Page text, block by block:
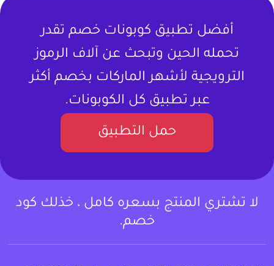
أفضل تطبيق كوبونات خصم تقدر
تحمله الحين وتبحث عن آلاف الرموز
الترويجية لأشهر الماركات بخصم أكثر
عبر تطبيق كل الكوبونات.
حمل التطبيق
لا تشتري المنتج بسعره كامل ، خذلك كود
خصم.